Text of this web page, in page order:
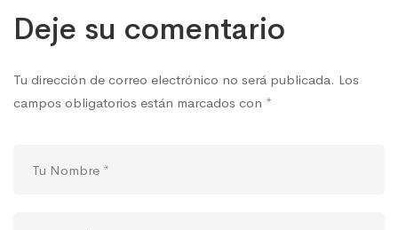
Deje su comentario
Tu dirección de correo electrónico no será publicada. Los
campos obligatorios están marcados con *